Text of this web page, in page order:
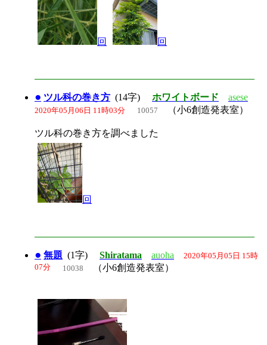
回 回
● ツル科の巻き方 (14字) ホワイトボード asese
2020年05月06日 11時03分 10057 （小6創造発表室）
ツル科の巻き方を調べました
回
● 無題 (1字) Shiratama auoha 2020年05月05日 15時
07分 10038 （小6創造発表室）